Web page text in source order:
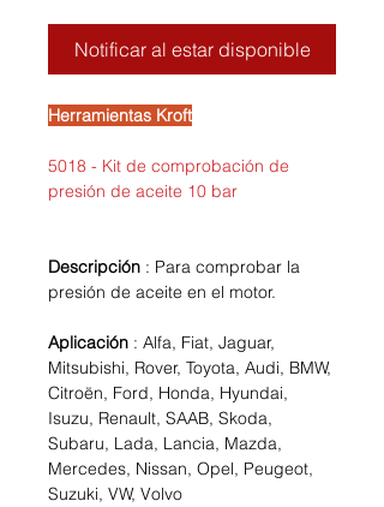
Notificar al estar disponible
Herramientas Kroft
5018 - Kit de comprobación de
presión de aceite 10 bar
Descripción : Para comprobar la
presión de aceite en el motor.
Aplicación : Alfa, Fiat, Jaguar,
Mitsubishi, Rover, Toyota, Audi, BMW,
Citroën, Ford, Honda, Hyundai,
Isuzu, Renault, SAAB, Skoda,
Subaru, Lada, Lancia, Mazda,
Mercedes, Nissan, Opel, Peugeot,
Suzuki, VW, Volvo